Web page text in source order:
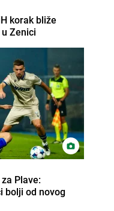
korak bliže
Zenici
Plave:
bolji od novog